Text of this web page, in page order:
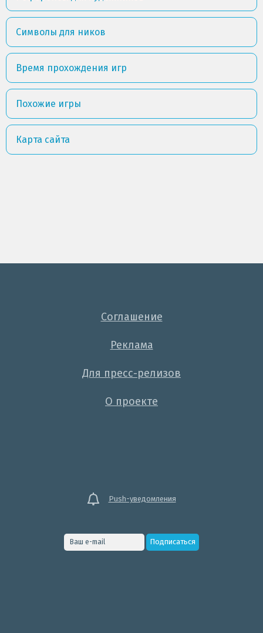
Символы для ников
Время прохождения игр
Похожие игры
Карта сайта
Соглашение
Реклама
Для пресс-релизов
О проекте
Push-уведомления